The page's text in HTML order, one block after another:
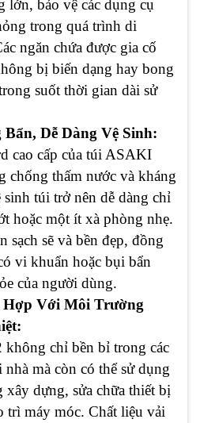
lớn, bảo vệ các dụng cụ
trong quá trình di
ngăn chứa được gia cố
bị biến dạng hay bong
suốt thời gian dài sử
Dễ Dàng Vệ Sinh:
cao cấp của túi ASAKI
chống thấm nước và kháng
túi trở nên dễ dàng chỉ
hoặc một ít xà phòng nhẹ.
sẽ và bền đẹp, đồng
vi khuẩn hoặc bụi bẩn
của người dùng.
Hợp Với Môi Trường
chỉ bền bỉ trong các
nhà mà còn có thể sử dụng
xây dựng, sửa chữa thiết bị
trì máy móc. Chất liệu vải